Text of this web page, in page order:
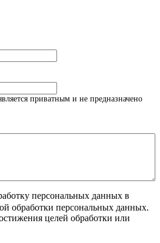
приватным и не предназначено
о текстовых
персональных данных в
обработки персональных данных.
целей обработки или